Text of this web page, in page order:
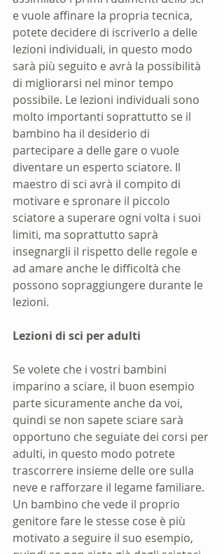
e vuole affinare la propria tecnica,
potete decidere di iscriverlo a delle
lezioni individuali, in questo modo
sarà più seguito e avrà la possibilità
di migliorarsi nel minor tempo
possibile. Le lezioni individuali sono
molto importanti soprattutto se il
bambino ha il desiderio di
partecipare a delle gare o vuole
diventare un esperto sciatore. Il
maestro di sci avrà il compito di
motivare e spronare il piccolo
sciatore a superare ogni volta i suoi
limiti, ma soprattutto saprà
insegnargli il rispetto delle regole e
ad amare anche le difficoltà che
possono sopraggiungere durante le
lezioni.
Lezioni di sci per adulti
Se volete che i vostri bambini
imparino a sciare, il buon esempio
parte sicuramente anche da voi,
quindi se non sapete sciare sarà
opportuno che seguiate dei corsi per
adulti, in questo modo potrete
trascorrere insieme delle ore sulla
neve e rafforzare il legame familiare.
Un bambino che vede il proprio
genitore fare le stesse cose è più
motivato a seguire il suo esempio,